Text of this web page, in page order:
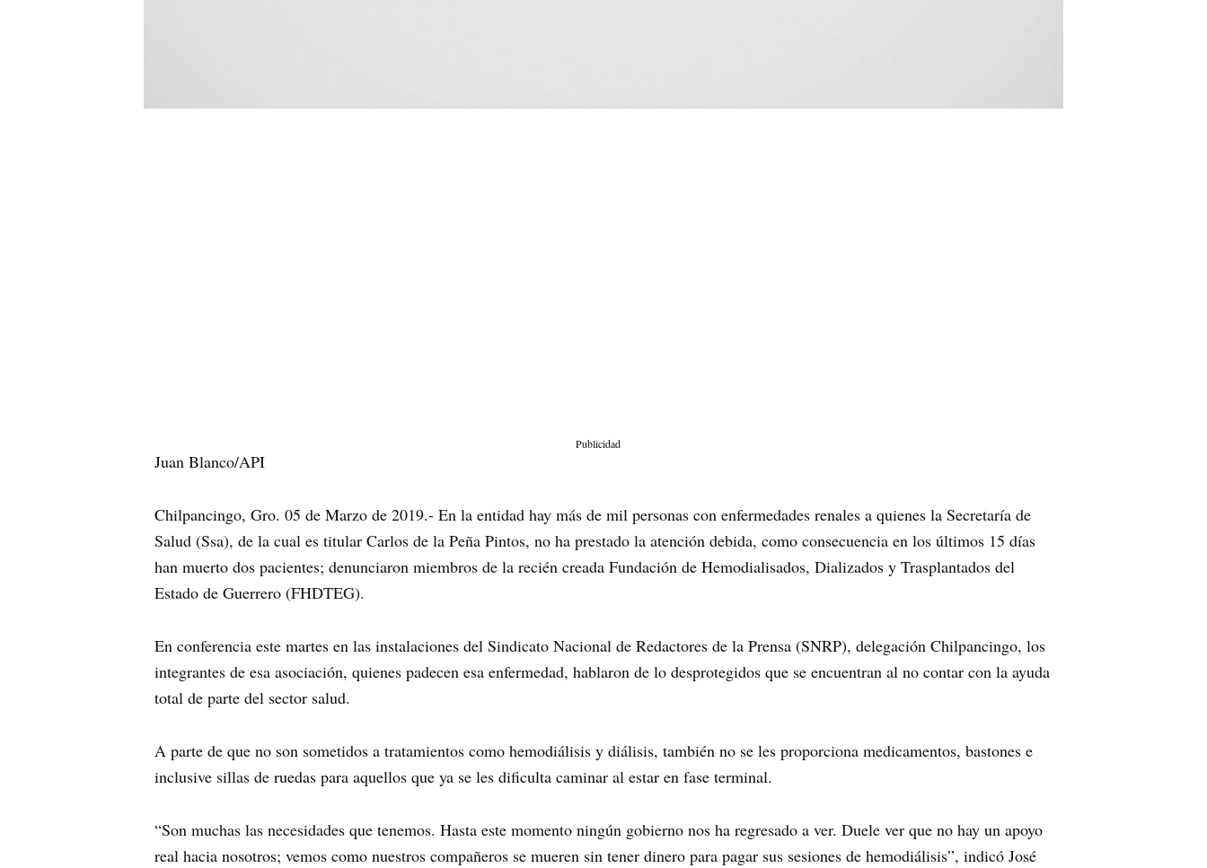
Publicidad
Juan Blanco/API
Chilpancingo, Gro. 05 de Marzo de 2019.- En la entidad hay más de mil personas con enfermedades renales a quienes la Secretaría de
Salud (Ssa), de la cual es titular Carlos de la Peña Pintos, no ha prestado la atención debida, como consecuencia en los últimos 15 días
han muerto dos pacientes; denunciaron miembros de la recién creada Fundación de Hemodialisados, Dializados y Trasplantados del
Estado de Guerrero (FHDTEG).
En conferencia este martes en las instalaciones del Sindicato Nacional de Redactores de la Prensa (SNRP), delegación Chilpancingo, los
integrantes de esa asociación, quienes padecen esa enfermedad, hablaron de lo desprotegidos que se encuentran al no contar con la ayuda
total de parte del sector salud.
A parte de que no son sometidos a tratamientos como hemodiálisis y diálisis, también no se les proporciona medicamentos, bastones e
inclusive sillas de ruedas para aquellos que ya se les dificulta caminar al estar en fase terminal.
“Son muchas las necesidades que tenemos. Hasta este momento ningún gobierno nos ha regresado a ver. Duele ver que no hay un apoyo
real hacia nosotros; vemos como nuestros compañeros se mueren sin tener dinero para pagar sus sesiones de hemodiálisis”, indicó José